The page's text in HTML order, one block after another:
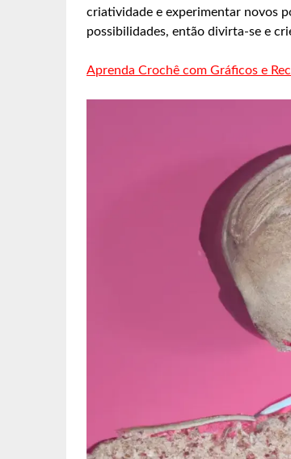
criatividade e experimentar novos
possibilidades, então divirta-se e
Aprenda Crochê com Gráficos e